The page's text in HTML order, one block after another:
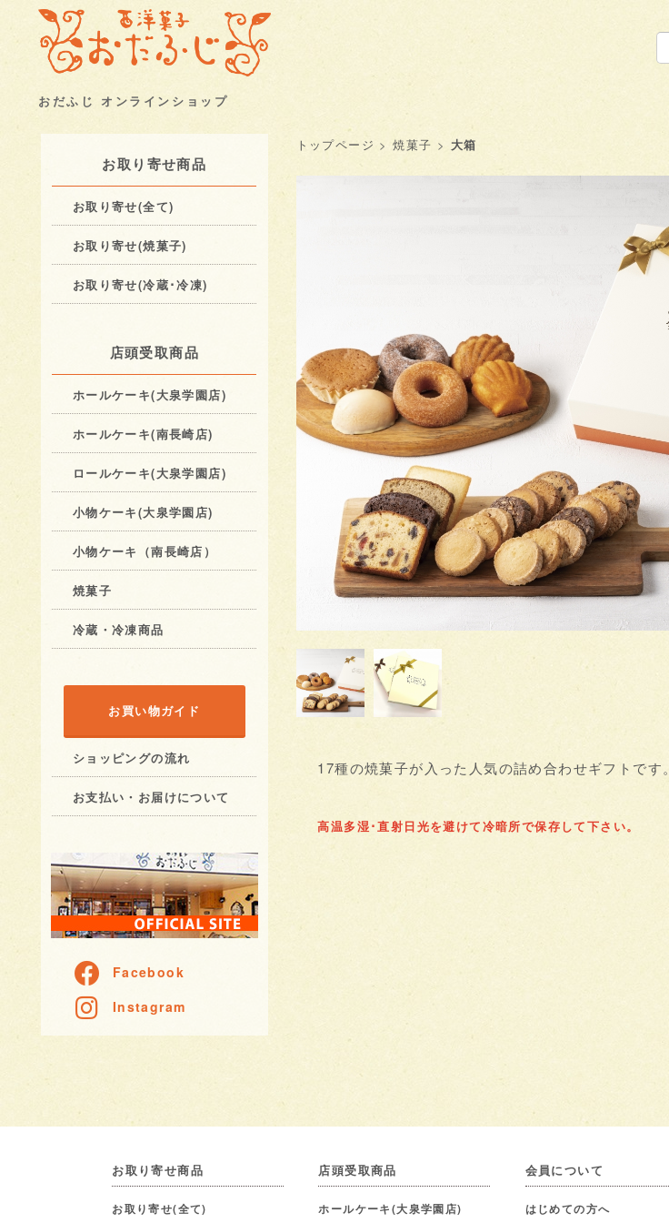
おだふじ オンラインショップ
お取り寄せ商品
お取り寄せ(全て)
お取り寄せ(焼菓子)
お取り寄せ(冷蔵･冷凍)
店頭受取商品
ホールケーキ(大泉学園店)
ホールケーキ(南長崎店)
ロールケーキ(大泉学園店)
小物ケーキ(大泉学園店)
小物ケーキ（南長崎店）
焼菓子
冷蔵・冷凍商品
お買い物ガイド
ショッピングの流れ
お支払い・お届けについて
Facebook
Instagram
トップページ >焼菓子 > 大箱
17種の焼菓子が入った人気の詰め合わせギフトです。
高温多湿･直射日光を避けて冷暗所で保存して下さい。
お取り寄せ商品
お取り寄せ(全て)
店頭受取商品
ホールケーキ(大泉学園店)
会員について
はじめての方へ